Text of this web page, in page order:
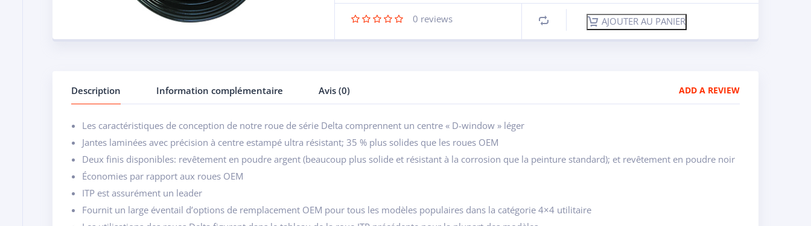
0 reviews AJOUTER AU PANIER
Description Information complémentaire Avis (0) ADD A REVIEW
Les caractéristiques de conception de notre roue de série Delta comprennent un centre « D-window » léger
Jantes laminées avec précision à centre estampé ultra résistant; 35 % plus solides que les roues OEM
Deux finis disponibles: revêtement en poudre argent (beaucoup plus solide et résistant à la corrosion que la peinture standard); et revêtement en poudre noir
Économies par rapport aux roues OEM
ITP est assurément un leader
Fournit un large éventail d’options de remplacement OEM pour tous les modèles populaires dans la catégorie 4×4 utilitaire